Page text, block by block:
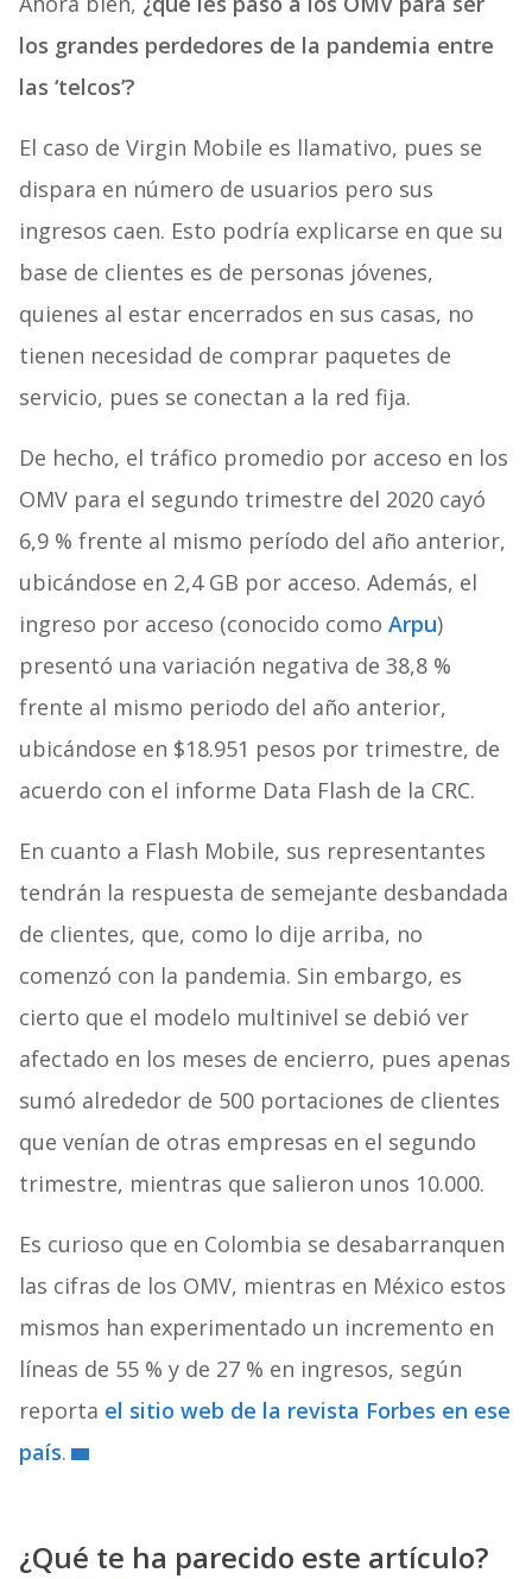
los grandes perdedores de la pandemia entre
las ‘telcos’?
El caso de Virgin Mobile es llamativo, pues se
dispara en número de usuarios pero sus
ingresos caen. Esto podría explicarse en que su
base de clientes es de personas jóvenes,
quienes al estar encerrados en sus casas, no
tienen necesidad de comprar paquetes de
servicio, pues se conectan a la red fija.
De hecho, el tráfico promedio por acceso en los
OMV para el segundo trimestre del 2020 cayó
6,9 % frente al mismo período del año anterior,
ubicándose en 2,4 GB por acceso. Además, el
ingreso por acceso (conocido como Arpu)
presentó una variación negativa de 38,8 %
frente al mismo periodo del año anterior,
ubicándose en $18.951 pesos por trimestre, de
acuerdo con el informe Data Flash de la CRC.
En cuanto a Flash Mobile, sus representantes
tendrán la respuesta de semejante desbandada
de clientes, que, como lo dije arriba, no
comenzó con la pandemia. Sin embargo, es
cierto que el modelo multinivel se debió ver
afectado en los meses de encierro, pues apenas
sumó alrededor de 500 portaciones de clientes
que venían de otras empresas en el segundo
trimestre, mientras que salieron unos 10.000.
Es curioso que en Colombia se desabarranquen
las cifras de los OMV, mientras en México estos
mismos han experimentado un incremento en
líneas de 55 % y de 27 % en ingresos, según
reporta el sitio web de la revista Forbes en ese
país.
¿Qué te ha parecido este artículo?